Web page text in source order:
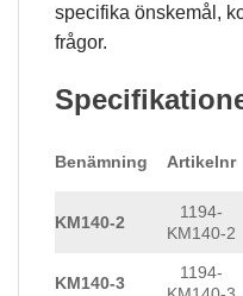
specifika önskemål,
frågor.
Benämning Artikelnr
KM140-2
1194-
KM140-2
KM140-3
1194-